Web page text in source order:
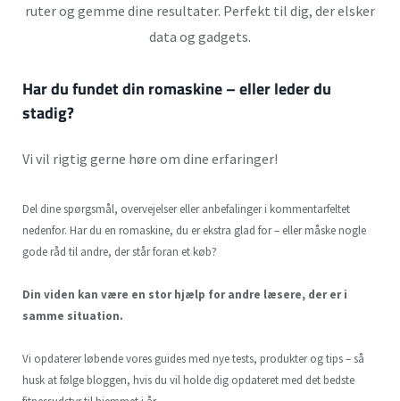
ruter og gemme dine resultater. Perfekt til dig, der elsker
data og gadgets.
Har du fundet din romaskine – eller leder du
stadig?
Vi vil rigtig gerne høre om dine erfaringer!
Del dine spørgsmål, overvejelser eller anbefalinger i kommentarfeltet
nedenfor. Har du en romaskine, du er ekstra glad for – eller måske nogle
gode råd til andre, der står foran et køb?
Din viden kan være en stor hjælp for andre læsere, der er i
samme situation.
Vi opdaterer løbende vores guides med nye tests, produkter og tips – så
husk at følge bloggen, hvis du vil holde dig opdateret med det bedste